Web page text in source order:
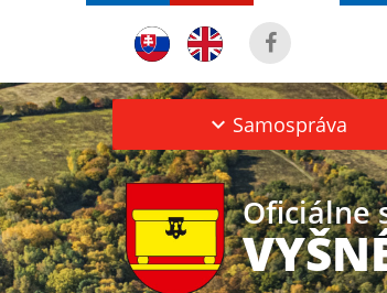
Samospráva
Oficiálne